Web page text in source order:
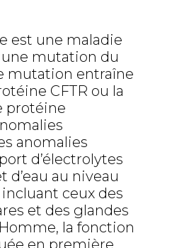
est une maladie
mutation du
mutation entraîne
CFTR ou la
protéine
anomalies
d’électrolytes
d’eau au niveau
ceux des
et des glandes
la fonction
en première